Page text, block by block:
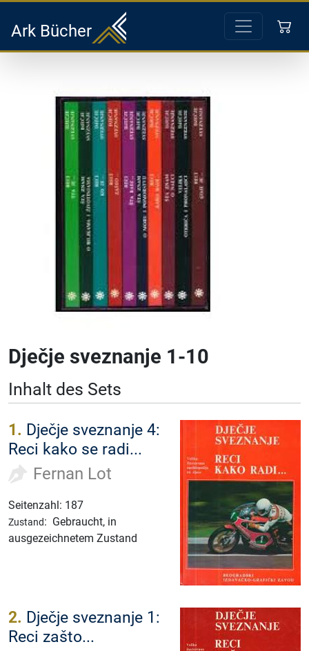
Ark Bücher
Dječje sveznanje 1-10
Inhalt des Sets
1. Dječje sveznanje 4:
Reci kako se radi...
Fernan Lot
Seitenzahl: 187
Zustand: Gebraucht, in
ausgezeichnetem Zustand
2. Dječje sveznanje 1:
Reci zašto...